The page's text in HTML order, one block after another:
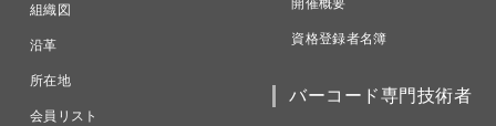
組織図
沿革
所在地
会員リスト
開催概要
資格登録者名簿
バーコード専門技術者